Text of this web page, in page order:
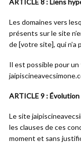
ARTICLE 8 : Liens
Les domaines vers
présents sur le site
de [votre site], qui n’a
Il est possible pour
ARTICLE 9 :
Le site
les clauses de ces
moment et sans